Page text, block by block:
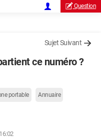
Question
Sujet Suivant
ce numéro ?
portable Annuaire